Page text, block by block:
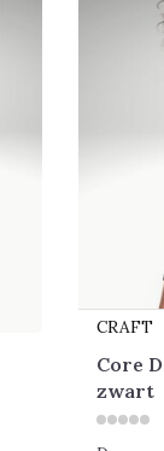
CRAFT
Core
zwart